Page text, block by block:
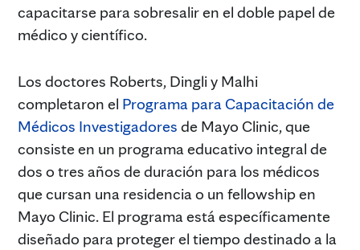
capacitarse para sobresalir en el doble papel de
médico y científico.
Los doctores Roberts, Dingli y Malhi
completaron el Programa para Capacitación de
Médicos Investigadores de Mayo Clinic, que
consiste en un programa educativo integral de
dos o tres años de duración para los médicos
que cursan una residencia o un fellowship en
Mayo Clinic. El programa está específicamente
diseñado para proteger el tiempo destinado a la